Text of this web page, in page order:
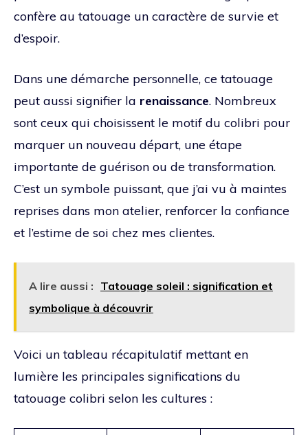
confère au tatouage un caractère de survie et
d’espoir.
Dans une démarche personnelle, ce tatouage
peut aussi signifier la renaissance. Nombreux
sont ceux qui choisissent le motif du colibri pour
marquer un nouveau départ, une étape
importante de guérison ou de transformation.
C’est un symbole puissant, que j’ai vu à maintes
reprises dans mon atelier, renforcer la confiance
et l’estime de soi chez mes clientes.
A lire aussi : Tatouage soleil : signification et
symbolique à découvrir
Voici un tableau récapitulatif mettant en
lumière les principales significations du
tatouage colibri selon les cultures :